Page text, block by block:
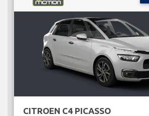
CITROEN C4 PICASSO